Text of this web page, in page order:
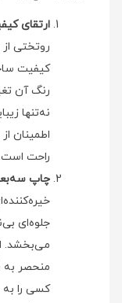
ارتقای
روتختی از
کیفیت
رنگ آن
نه‌تنها
اطمینان
راحت است.
چاپ
جلوه‌ای
می‌بخشد.
منحصر به
کسی را